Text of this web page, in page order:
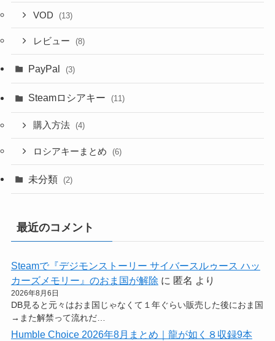
VOD (13)
レビュー (8)
PayPal (3)
Steamロシアキー (11)
購入方法 (4)
ロシアキーまとめ (6)
未分類 (2)
最近のコメント
Steamで『デジモンストーリー サイバースルゥース ハッ
カーズメモリー』のおま国が解除 に 匿名 より
2026年8月6日
DB見ると元々はおま国じゃなくて１年ぐらい販売した後におま国
→また解禁って流れだ…
Humble Choice 2026年8月まとめ｜龍が如く８収録9本